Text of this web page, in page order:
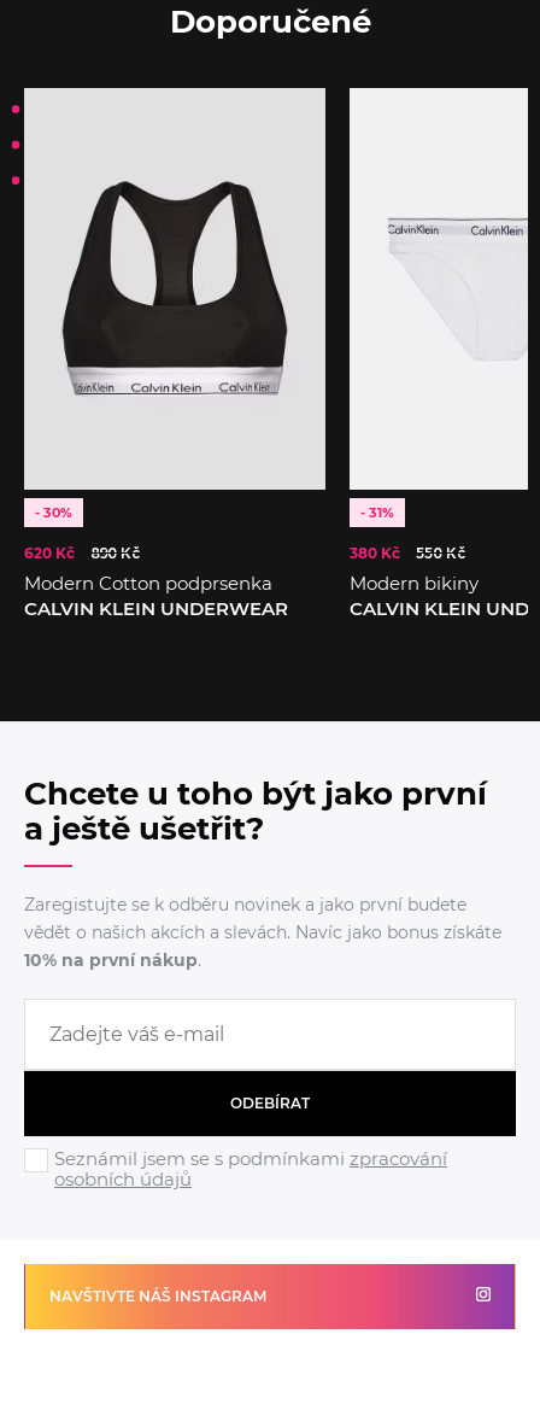
Doporučené
- 30%
620 Kč 890 Kč
Modern Cotton podprsenka
CALVIN KLEIN UNDERWEAR
- 31%
380 Kč 550 Kč
Modern bikiny
CALVIN KLEIN
Chcete u toho být jako první
a ještě ušetřit?
Zaregistujte se k odběru novinek a jako první budete
vědět o našich akcích a slevách. Navíc jako bonus získáte
10% na první nákup.
ODEBÍRAT
Seznámil jsem se s podmínkami zpracování
osobních údajů
NAVŠTIVTE NÁŠ INSTAGRAM